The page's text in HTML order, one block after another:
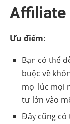
Affiliate
Ưu điểm:
Bạn có thể
buộc về
mọi lúc mọi
tư lớn vào
Đây cũng có